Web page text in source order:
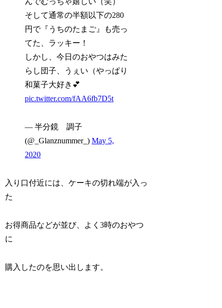
そして通常の半額以下の280
円で『うちのたまご』も売っ
てた、ラッキー！
しかし、今日のおやつはみた
らし団子、うぇい（やっぱり
和菓子大好き💕
pic.twitter.com/fAA6fb7D5t
— 半分鏡 調子
(@_Glanznummer_)May 5,
2020
入り口付近には、ケーキの切れ端が入っ
た
お得商品などが並び、よく3時のおやつ
に
購入したのを思い出します。